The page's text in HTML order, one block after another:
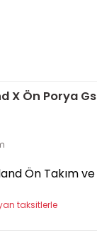
X Ön Porya
Ön Takım
taksitlerle